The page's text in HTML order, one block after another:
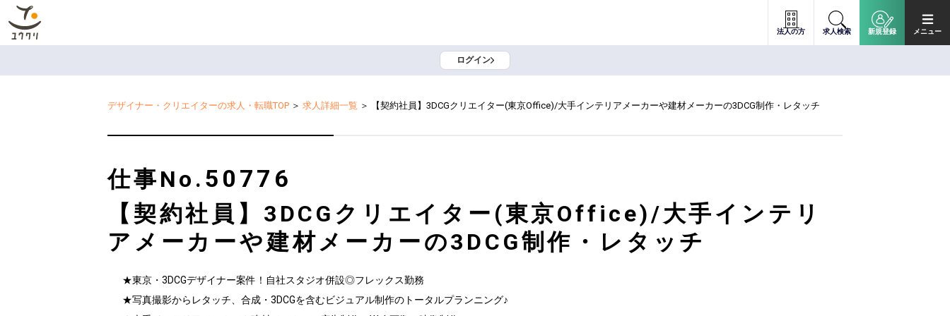
法人の方 求人検索 新規登録 メニュー
ログイン
デザイナー・クリエイターの求人・転職TOP ＞ 求人詳細一覧 ＞ 【契約社員】3DCGクリエイター(東京Office)/大手インテリアメーカーや建材メーカーの3DCG制作・レタッチ
仕事No. 50776
【契約社員】3DCGクリエイター(東京Office)/大手インテリ
アメーカーや建材メーカーの3DCG制作・レタッチ
★東京・3DCGデザイナー案件！自社スタジオ併設◎フレックス勤務
★写真撮影からレタッチ、合成・3DCGを含むビジュアル制作のトータルプランニング♪